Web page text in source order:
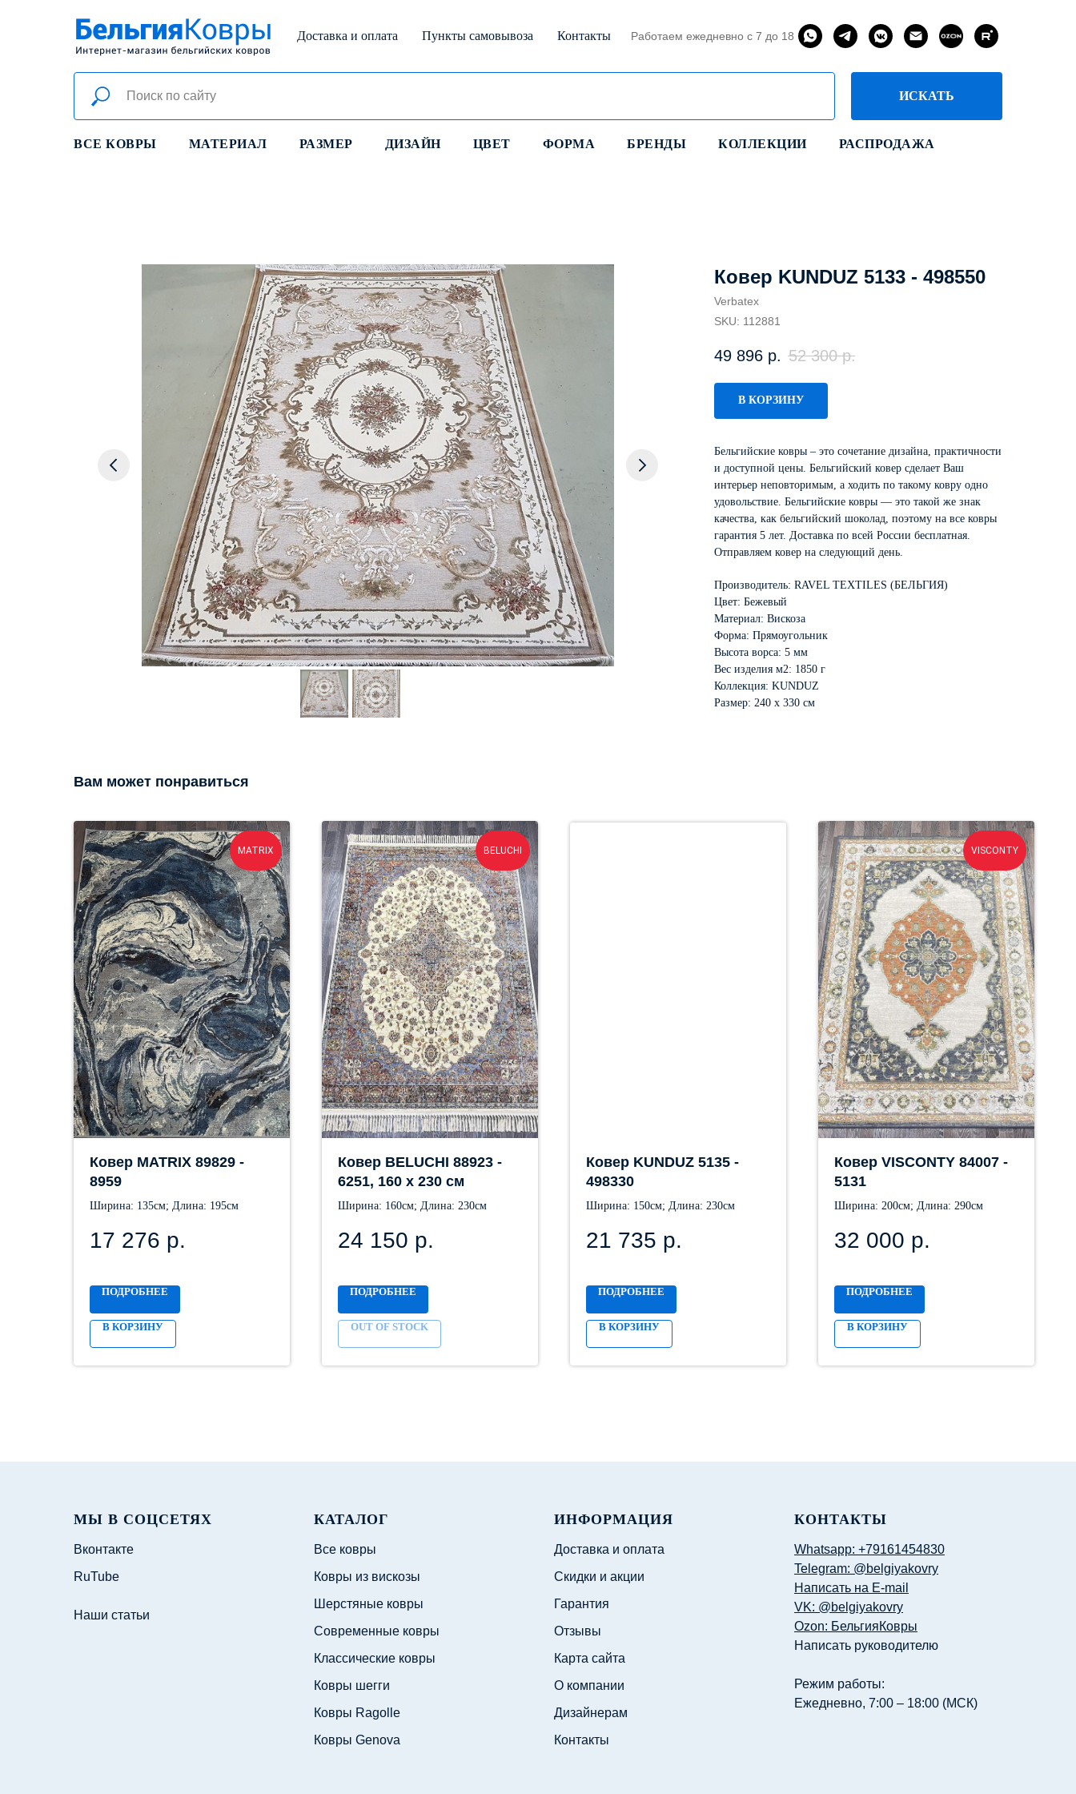
Доставка и оплата Пункты самовывоза Контакты Работаем ежедневно с 7 до 18
ИСКАТЬ
ВСЕ КОВРЫ МАТЕРИАЛ РАЗМЕР ДИЗАЙН ЦВЕТ ФОРМА БРЕНДЫ КОЛЛЕКЦИИ РАСПРОДАЖА
Ковер KUNDUZ 5133 - 498550
Verbatex
SKU: 112881
49 896 р. 52 300 р.
В КОРЗИНУ
Бельгийские ковры – это сочетание дизайна, практичности
и доступной цены. Бельгийский ковер сделает Ваш
интерьер неповторимым, а ходить по такому ковру одно
удовольствие. Бельгийские ковры — это такой же знак
качества, как бельгийский шоколад, поэтому на все ковры
гарантия 5 лет. Доставка по всей России бесплатная.
Отправляем ковер на следующий день.
Производитель: RAVEL TEXTILES (БЕЛЬГИЯ)
Цвет: Бежевый
Материал: Вискоза
Форма: Прямоугольник
Высота ворса: 5 мм
Вес изделия м2: 1850 г
Коллекция: KUNDUZ
Размер: 240 х 330 см
Вам может понравиться
MATRIX
Ковер MATRIX 89829 -
8959
Ширина: 135см; Длина: 195см
17 276 р.
ПОДРОБНЕЕ
В КОРЗИНУ
BELUCHI
Ковер BELUCHI 88923 -
6251, 160 х 230 см
Ширина: 160см; Длина: 230см
24 150 р.
ПОДРОБНЕЕ
OUT OF STOCK
Ковер KUNDUZ 5135 -
498330
Ширина: 150см; Длина: 230см
21 735 р.
ПОДРОБНЕЕ
В КОРЗИНУ
VISCONTY
Ковер VISCONTY 84007 -
5131
Ширина: 200см; Длина: 290см
32 000 р.
ПОДРОБНЕЕ
В КОРЗИНУ
МЫ В СОЦСЕТЯХ
Вконтакте
RuTube
Наши статьи
КАТАЛОГ
Все ковры
Ковры из вискозы
Шерстяные ковры
Современные ковры
Классические ковры
Ковры шегги
Ковры Ragolle
Ковры Genova
ИНФОРМАЦИЯ
Доставка и оплата
Скидки и акции
Гарантия
Отзывы
Карта сайта
О компании
Дизайнерам
Контакты
КОНТАКТЫ
Whatsapp: +79161454830
Telegram: @belgiyakovry
Написать на E-mail
VK: @belgiyakovry
Ozon: БельгияКовры
Написать руководителю
Режим работы:
Ежедневно, 7:00 – 18:00 (МСК)